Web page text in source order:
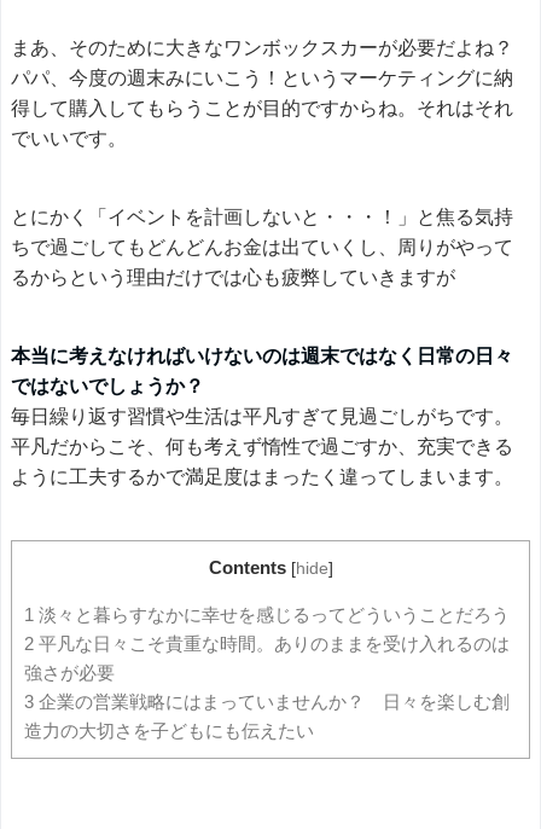
まあ、そのために大きなワンボックスカーが必要だよね？
パパ、今度の週末みにいこう！というマーケティングに納
得して購入してもらうことが目的ですからね。それはそれ
でいいです。
とにかく「イベントを計画しないと・・・！」と焦る気持
ちで過ごしてもどんどんお金は出ていくし、周りがやって
るからという理由だけでは心も疲弊していきますが
本当に考えなければいけないのは週末ではなく日常の日々
ではないでしょうか？
毎日繰り返す習慣や生活は平凡すぎて見過ごしがちです。
平凡だからこそ、何も考えず惰性で過ごすか、充実できる
ように工夫するかで満足度はまったく違ってしまいます。
Contents [hide]
1 淡々と暮らすなかに幸せを感じるってどういうことだろう
2 平凡な日々こそ貴重な時間。ありのままを受け入れるのは
強さが必要
3 企業の営業戦略にはまっていませんか？ 日々を楽しむ創
造力の大切さを子どもにも伝えたい